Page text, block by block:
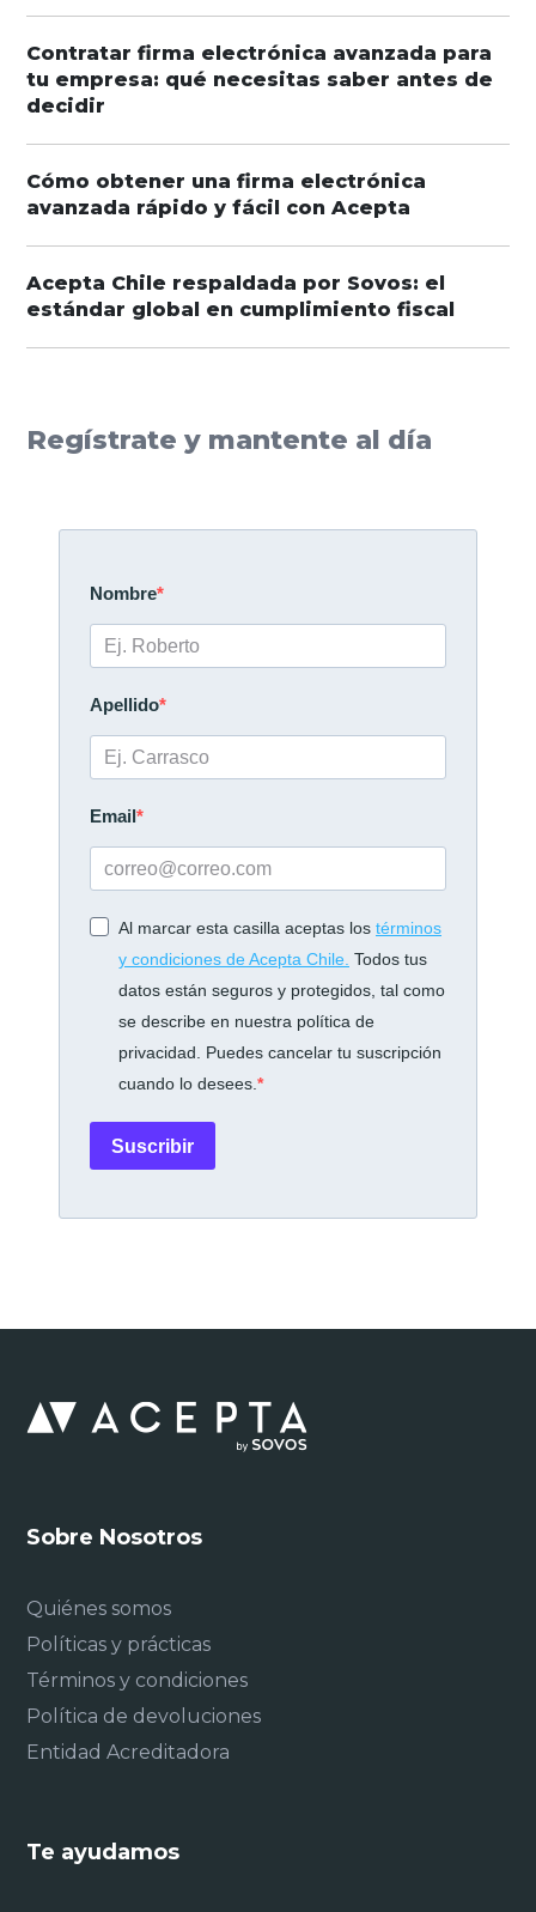
Contratar firma electrónica avanzada para
tu empresa: qué necesitas saber antes de
decidir
Cómo obtener una firma electrónica
avanzada rápido y fácil con Acepta
Acepta Chile respaldada por Sovos: el
estándar global en cumplimiento fiscal
Regístrate y mantente al día
Nombre
Apellido
Email
Al marcar esta casilla aceptas los términos
y condiciones de Acepta Chile. Todos tus
datos están seguros y protegidos, tal como
se describe en nuestra política de
privacidad. Puedes cancelar tu suscripción
cuando lo desees.
Suscribir
Sobre Nosotros
Quiénes somos
Políticas y prácticas
Términos y condiciones
Política de devoluciones
Entidad Acreditadora
Te ayudamos